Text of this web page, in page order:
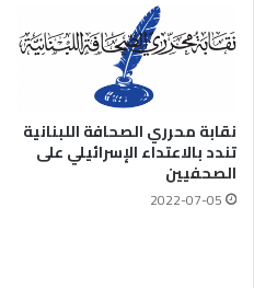
نقابة محرري الصحافة اللبنانية
تندد بالاعتداء الإسرائيلي على
الصحفيين
2022-07-05